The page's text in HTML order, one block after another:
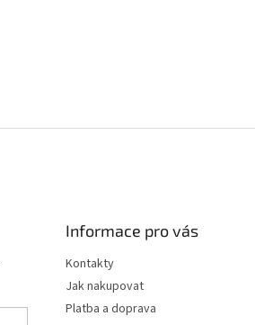
Informace pro vás
Kontakty
Jak nakupovat
Platba a doprava